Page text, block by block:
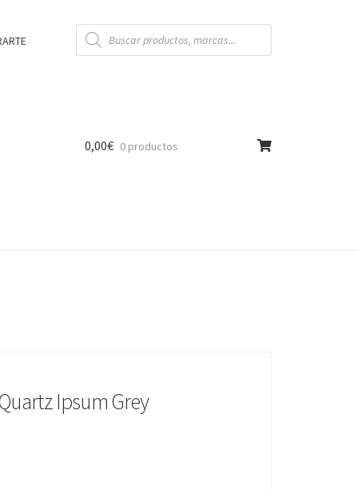
Búsqueda
de
productos
0,00€ 0 productos
Ipsum Grey